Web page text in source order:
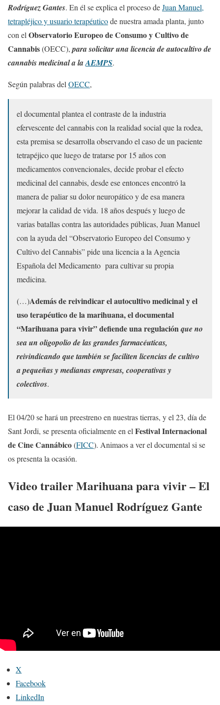
Rodríguez Gantes. En él se explica el proceso deJuan Manuel,
tetrapléjico y usuario terapéuticode nuestra amada planta, junto
con elObservatorio Europeo de Consumo y Cultivo de
Cannabis(OECC),para solicitar una licencia de autocultivo de
cannabis medicinal a laAEMPS.
Según palabras delOECC,
el documental plantea el contraste de la industria
efervescente del cannabis con la realidad social que la rodea,
esta premisa se desarrolla observando el caso de un paciente
tetrapéjico que luego de tratarse por 15 años con
medicamentos convencionales, decide probar el efecto
medicinal del cannabis, desde ese entonces encontró la
manera de paliar su dolor neuropático y de esa manera
mejorar la calidad de vida. 18 años después y luego de
varias batallas contra las autoridades públicas, Juan Manuel
con la ayuda del “Observatorio Europeo del Consumo y
Cultivo del Cannabis” pide una licencia a la Agencia
Española del Medicamento para cultivar su propia
medicina.
(…)Además de reivindicar el autocultivo medicinal y el
uso terapéutico de la marihuana, el documental
“Marihuana para vivir” defiende una regulaciónque no
sea un oligopolio de las grandes farmacéuticas,
reivindicando que también se faciliten licencias de cultivo
a pequeñas y medianas empresas, cooperativas y
colectivos.
El 04/20 se hará un preestreno en nuestras tierras, y el 23, día de
Sant Jordi, se presenta oficialmente en elFestival Internacional
de Cine Cannábico(FICC). Animaos a ver el documental si se
os presenta la ocasión.
Video trailer Marihuana para vivir – El
caso de Juan Manuel Rodríguez Gante
X
Facebook
LinkedIn